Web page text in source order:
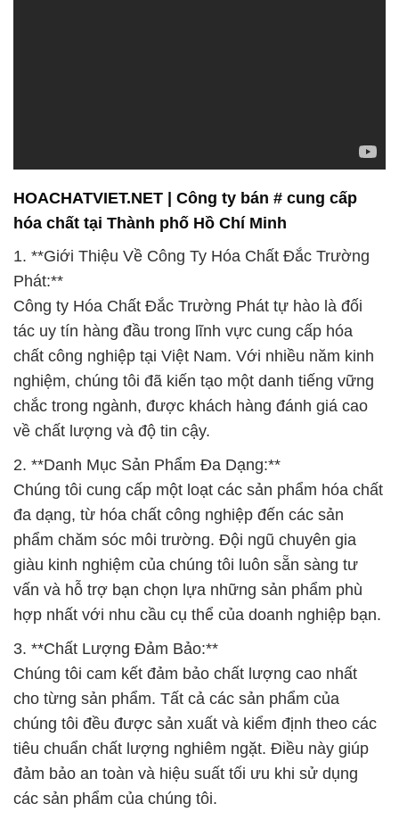
HOACHATVIET.NET | Công ty bán # cung cấp
hóa chất tại Thành phố Hồ Chí Minh
1. **Giới Thiệu Về Công Ty Hóa Chất Đắc Trường
Phát:**
Công ty Hóa Chất Đắc Trường Phát tự hào là đối
tác uy tín hàng đầu trong lĩnh vực cung cấp hóa
chất công nghiệp tại Việt Nam. Với nhiều năm kinh
nghiệm, chúng tôi đã kiến tạo một danh tiếng vững
chắc trong ngành, được khách hàng đánh giá cao
về chất lượng và độ tin cậy.
2. **Danh Mục Sản Phẩm Đa Dạng:**
Chúng tôi cung cấp một loạt các sản phẩm hóa chất
đa dạng, từ hóa chất công nghiệp đến các sản
phẩm chăm sóc môi trường. Đội ngũ chuyên gia
giàu kinh nghiệm của chúng tôi luôn sẵn sàng tư
vấn và hỗ trợ bạn chọn lựa những sản phẩm phù
hợp nhất với nhu cầu cụ thể của doanh nghiệp bạn.
3. **Chất Lượng Đảm Bảo:**
Chúng tôi cam kết đảm bảo chất lượng cao nhất
cho từng sản phẩm. Tất cả các sản phẩm của
chúng tôi đều được sản xuất và kiểm định theo các
tiêu chuẩn chất lượng nghiêm ngặt. Điều này giúp
đảm bảo an toàn và hiệu suất tối ưu khi sử dụng
các sản phẩm của chúng tôi.